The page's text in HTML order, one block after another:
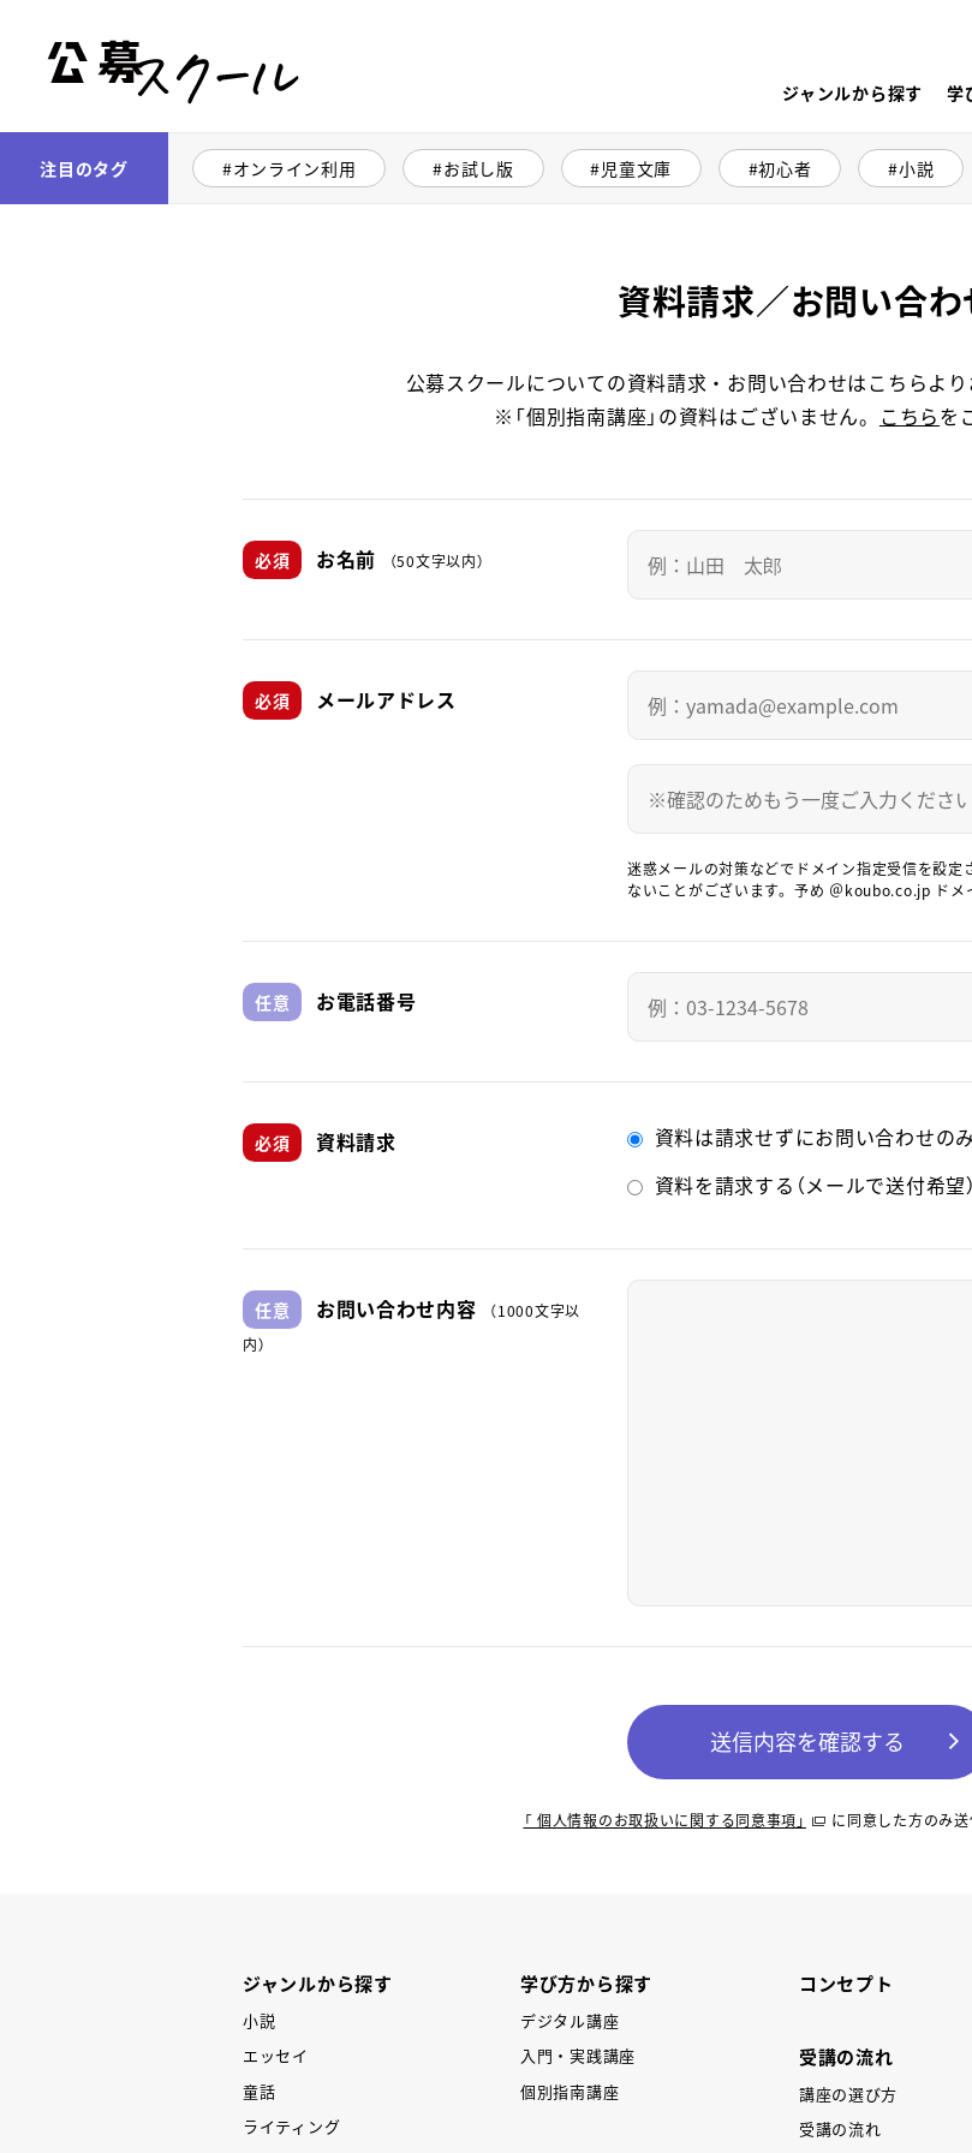
公募スクール
ジャンルから探す 学
注目のタグ オンライン利用 お試し版 児童文庫 初心者 小説
資料請求／お問い合わ
公募スクールについての資料請求・お問い合わせはこちらより
※「個別指南講座」の資料はございません。 こちらを
お名前 （50文字以内）
メールアドレス
迷惑メールの対策などでドメイン指定受信を設
ないことがございます。予め ＠koubo.co.jp ドメ
お電話番号
資料請求
資料は請求せずにお問い合わせのみ
資料を請求する（メールで送付希望）
お問い合わせ内容
（1000文字以
内）
送信内容を確認する
「 個人情報のお取扱いに関する同意事項」 に同意した方のみ送
ジャンルから探す
小説
エッセイ
童話
ライティング
学び方から探す
デジタル講座
入門・実践講座
個別指南講座
コンセプト
受講の流れ
講座の選び方
受講の流れ